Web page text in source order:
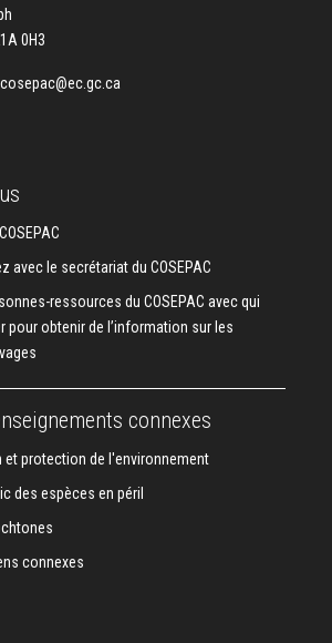
0H3
avec le secrétariat du COSEPAC
ressources du COSEPAC avec qui
pour obtenir de l’information sur les
connexes
et protection de l'environnement
des espèces en péril
connexes